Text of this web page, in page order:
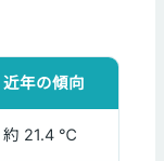
近年の傾向
約 21.4 ℃